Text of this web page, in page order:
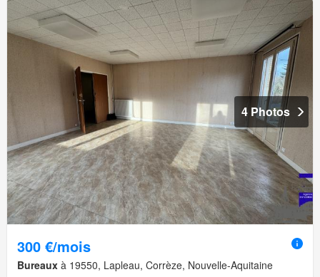
4 Photos
300 €/mois
Bureaux à 19550, Lapleau, Corrèze, Nouvelle-Aquitaine